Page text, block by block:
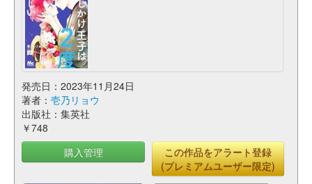
発売日：2023年11月24日
著者： 壱乃リョウ
出版社：集英社
￥748
購入管理
この作品をアラート登録
(プレミアムユーザー限定)